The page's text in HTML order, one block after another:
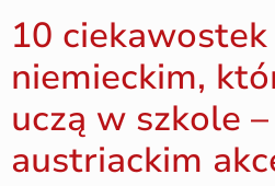
10
niemieckim,
uczą w szkole
austriackim